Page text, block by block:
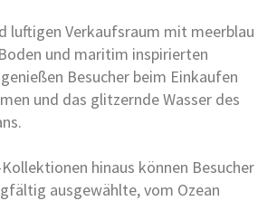
luftigen Verkaufsraum mit meerblau
und maritim inspirierten
Besucher beim Einkaufen
und das glitzernde Wasser des
hinaus können Besucher
ausgewählte, vom Ozean